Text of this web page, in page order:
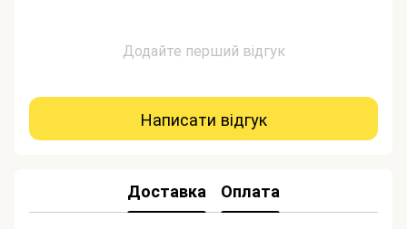
Додайте перший відгук
Написати відгук
Доставка Оплата